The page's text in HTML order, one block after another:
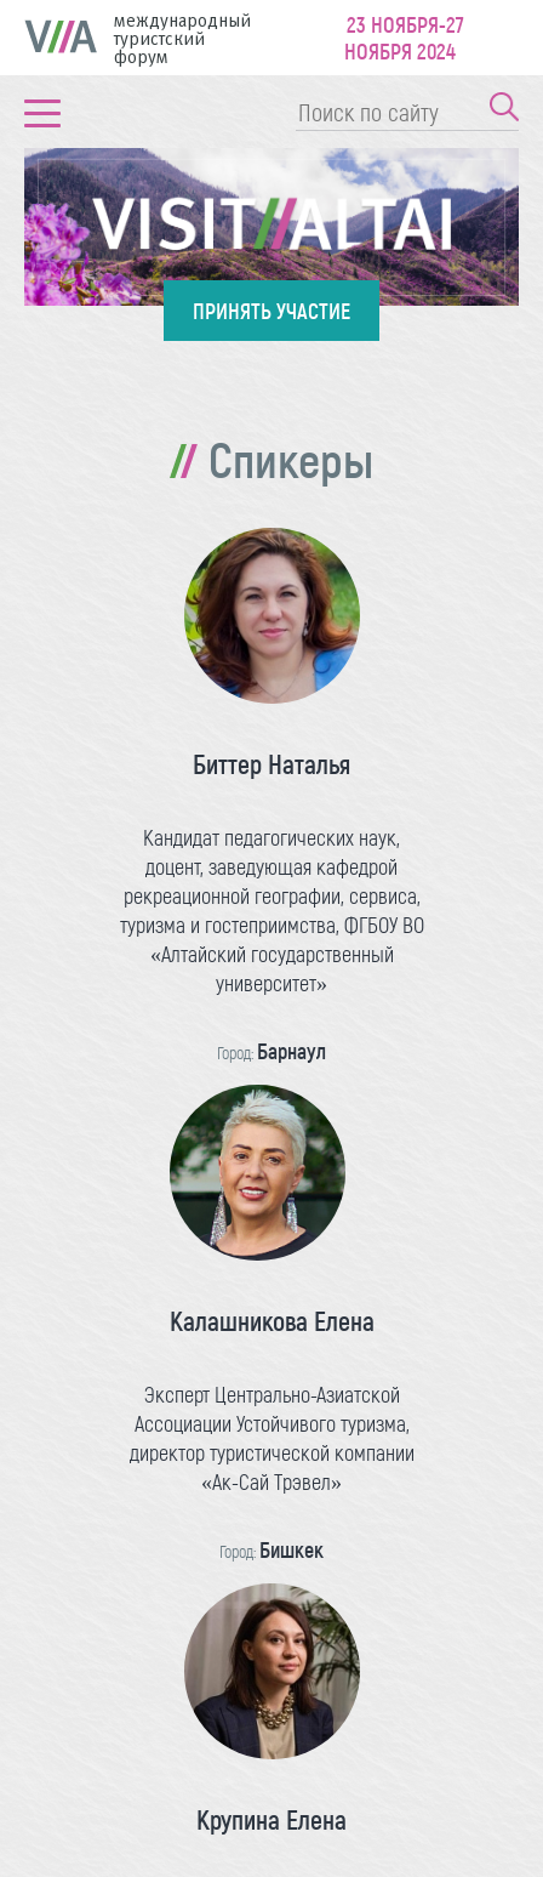
международный
туристский
форум
23 НОЯБРЯ-27
НОЯБРЯ 2024
ПРИНЯТЬ УЧАСТИЕ
Спикеры
Биттер Наталья
Кандидат педагогических наук,
доцент, заведующая кафедрой
рекреационной географии, сервиса,
туризма и гостеприимства, ФГБОУ ВО
«Алтайский государственный
университет»
Город: Барнаул
Калашникова Елена
Эксперт Центрально-Азиатской
Ассоциации Устойчивого туризма,
директор туристической компании
«Ак-Сай Трэвел»
Город: Бишкек
Крупина Елена